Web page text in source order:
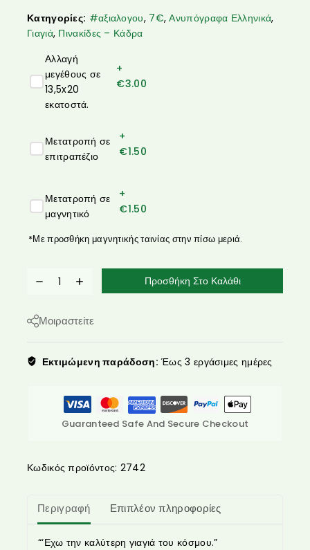
Κατηγορίες: #αξιαλογου, 7€,Ανυπόγραφα Ελληνικά,
Γιαγιά, Πινακίδες – Κάδρα
Αλλαγή
μεγέθους σε
13,5x20
εκατοστά.
+
€3.00
Μετατροπή σε
επιτραπέζιο
+
€1.50
Μετατροπή σε
μαγνητικό
+
€1.50
*Με προσθήκη μαγνητικής ταινίας στην πίσω μεριά.
Προσθήκη Στο Καλάθι
Μοιραστείτε
Εκτιμώμενη παράδοση: Έως 3 εργάσιμες ημέρες
Guaranteed Safe And Secure Checkout
Κωδικός προϊόντος: 2742
Περιγραφή Επιπλέον πληροφορίες
“‘Εχω την καλύτερη γιαγιά του κόσμου.”